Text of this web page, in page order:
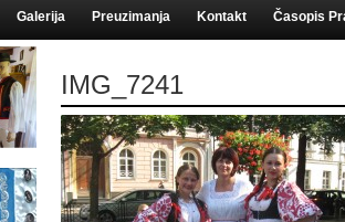
Galerija Preuzimanja Kontakt Časopis
IMG_7241